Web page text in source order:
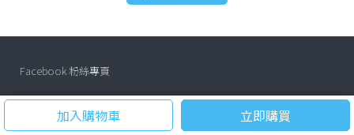
加入購物車 立即購買
關於我們
Facebook 粉絲專頁